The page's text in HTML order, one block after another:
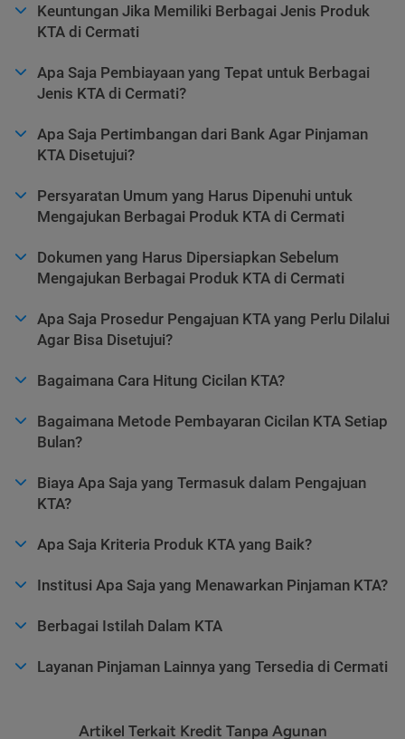
Keuntungan Jika Memiliki Berbagai Jenis Produk
KTA di Cermati
Apa Saja Pembiayaan yang Tepat untuk Berbagai
Jenis KTA di Cermati?
Apa Saja Pertimbangan dari Bank Agar Pinjaman
KTA Disetujui?
Persyaratan Umum yang Harus Dipenuhi untuk
Mengajukan Berbagai Produk KTA di Cermati
Dokumen yang Harus Dipersiapkan Sebelum
Mengajukan Berbagai Produk KTA di Cermati
Apa Saja Prosedur Pengajuan KTA yang Perlu Dilalui
Agar Bisa Disetujui?
Bagaimana Cara Hitung Cicilan KTA?
Bagaimana Metode Pembayaran Cicilan KTA Setiap
Bulan?
Biaya Apa Saja yang Termasuk dalam Pengajuan
KTA?
Apa Saja Kriteria Produk KTA yang Baik?
Institusi Apa Saja yang Menawarkan Pinjaman KTA?
Berbagai Istilah Dalam KTA
Layanan Pinjaman Lainnya yang Tersedia di Cermati
Artikel Terkait Kredit Tanpa Agunan